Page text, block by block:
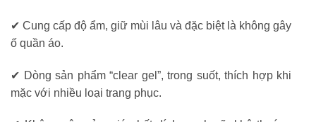
✔ Cung cấp độ ẩm, giữ mùi lâu và đặc biệt là không gây
ố quần áo.
✔ Dòng sản phẩm “clear gel”, trong suốt, thích hợp khi
mặc với nhiều loại trang phục.